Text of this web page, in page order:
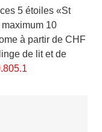
5 étoiles «St
10
à partir de CHF
de lit et de